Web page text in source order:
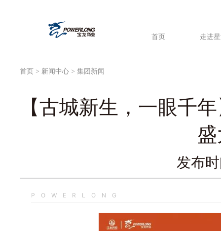
首页 走进
首页 > 新闻中心 > 集团新闻
【古城新生，一眼千
发布
POWERLONG